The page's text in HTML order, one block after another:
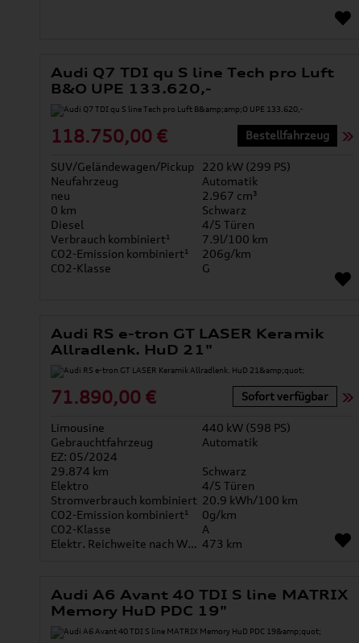
Audi Q7 TDI qu S line Tech pro Luft
B&O UPE 133.620,-
118.750,00 € Bestellfahrzeug
SUV/Geländewagen/Pickup
220 kW (299 PS)
Neufahrzeug
Automatik
neu
2.967 cm³
0 km
Schwarz
Diesel
4/5 Türen
Verbrauch kombiniert¹
7.9l/100 km
CO2-Emission kombiniert¹
206g/km
CO2-Klasse
G
Audi RS e-tron GT LASER Keramik
Allradlenk. HuD 21"
71.890,00 € Sofort verfügbar
Limousine
440 kW (598 PS)
Gebrauchtfahrzeug
Automatik
EZ: 05/2024
29.874 km
Schwarz
Elektro
4/5 Türen
Stromverbrauch kombiniert 20.9 kWh/100 km
CO2-Emission kombiniert¹
0g/km
CO2-Klasse
A
Elektr. Reichweite nach WLTP* 473 km
Audi A6 Avant 40 TDI S line MATRIX
Memory HuD PDC 19"